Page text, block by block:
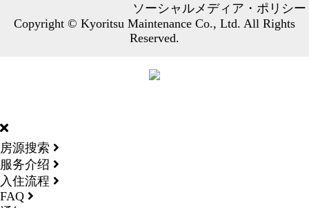
ソーシャルメディア・ポリシー
Copyright © Kyoritsu Maintenance Co., Ltd. All Rights
Reserved.
房源搜索
服务介绍
入住流程
FAQ